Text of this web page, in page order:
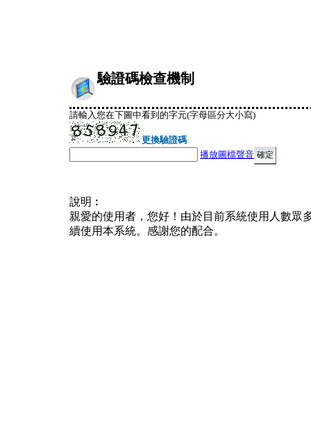
驗證碼檢查機制
請輸入您在下圖中看到的字元(字母區分大小寫)
更換驗證碼
播放圖檔聲音
說明︰
親愛的使用者，您好！由於目前系統使用人數眾
續使用本系統。感謝您的配合。